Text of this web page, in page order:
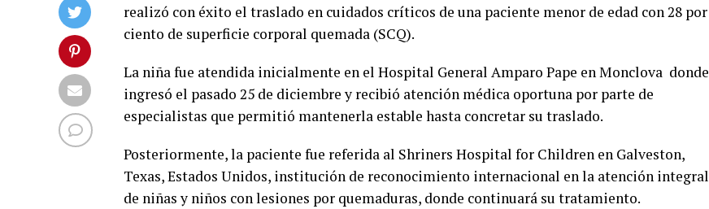
realizó con éxito el traslado en cuidados críticos de una paciente menor de edad con 28 por
ciento de superficie corporal quemada (SCQ).
La niña fue atendida inicialmente en el Hospital General Amparo Pape en Monclova donde
ingresó el pasado 25 de diciembre y recibió atención médica oportuna por parte de
especialistas que permitió mantenerla estable hasta concretar su traslado.
Posteriormente, la paciente fue referida al Shriners Hospital for Children en Galveston,
Texas, Estados Unidos, institución de reconocimiento internacional en la atención integral
de niñas y niños con lesiones por quemaduras, donde continuará su tratamiento.